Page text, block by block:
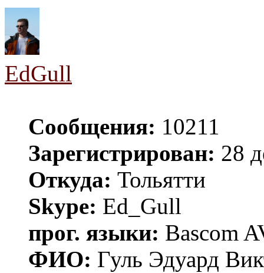
EdGull
Сообщения: 10211
Зарегистрирован: 28
Откуда: Тольятти
Skype: Ed_Gull
прог. языки: Bascom
ФИО: Гуль Эдуард